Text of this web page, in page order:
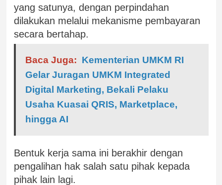
yang satunya, dengan perpindahan
dilakukan melalui mekanisme pembayaran
secara bertahap.
Baca Juga: Kementerian UMKM RI
Gelar Juragan UMKM Integrated
Digital Marketing, Bekali Pelaku
Usaha Kuasai QRIS, Marketplace,
hingga AI
Bentuk kerja sama ini berakhir dengan
pengalihan hak salah satu pihak kepada
pihak lain lagi.